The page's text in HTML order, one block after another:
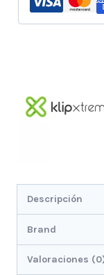
Nano
cantidad
Descripción
Brand
Valoraciones